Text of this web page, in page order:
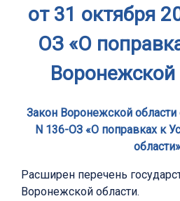
от 31 октября
ОЗ «О
Воронежской
Закон Воронежской области
N 136-ОЗ «О поправках к
области»
Расширен перечень
Воронежской области.